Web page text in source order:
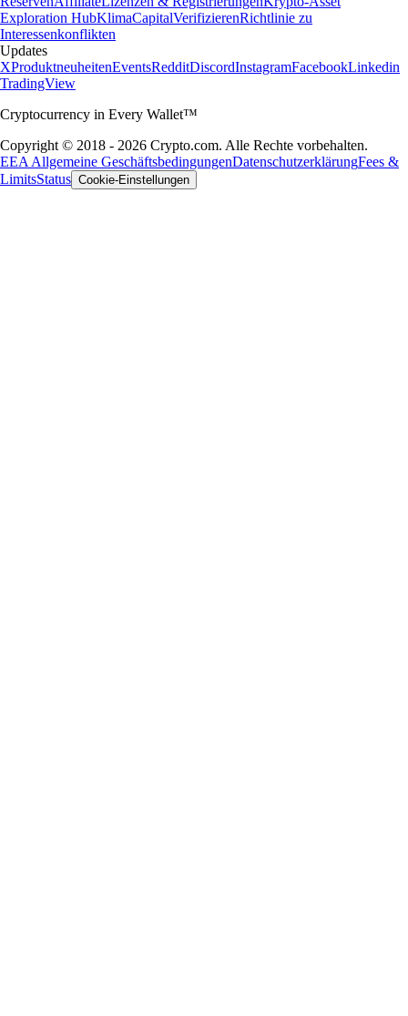
Exploration HubKlimaCapitalVerifizierenRichtlinie zu
Interessenkonflikten
Updates
XProduktneuheitenEventsRedditDiscordInstagramFacebookLinkedin
TradingView
Cryptocurrency in Every Wallet™
Copyright © 2018 - 2026 Crypto.com. Alle Rechte vorbehalten.
EEA Allgemeine GeschäftsbedingungenDatenschutzerklärungFees &
LimitsStatus Cookie-Einstellungen